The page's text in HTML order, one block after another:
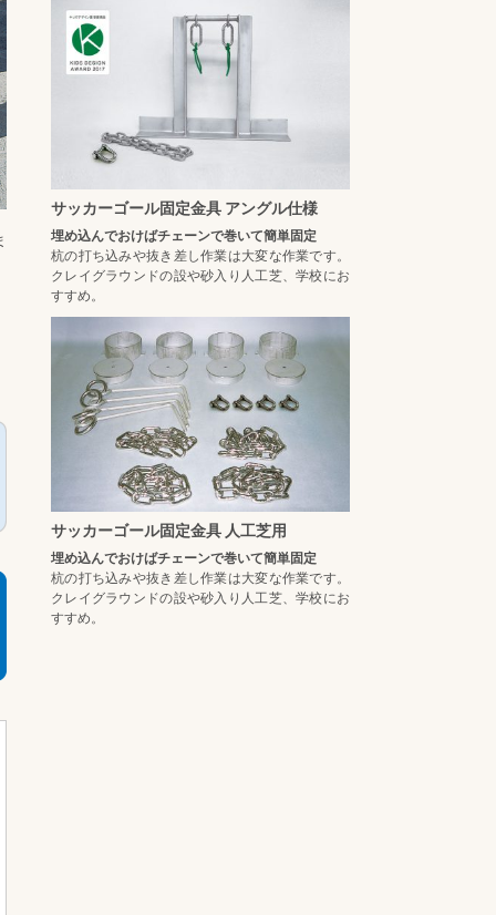
サッカーゴール固定金具 アングル仕様
埋め込んでおけばチェーンで巻いて簡単固定
杭の打ち込みや抜き差し作業は大変な作業です。
クレイグラウンドの設や砂入り人工芝、学校にお
すすめ。
サッカーゴール固定金具 人工芝用
埋め込んでおけばチェーンで巻いて簡単固定
杭の打ち込みや抜き差し作業は大変な作業です。
クレイグラウンドの設や砂入り人工芝、学校にお
すすめ。